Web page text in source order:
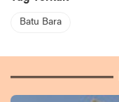
Batu Bara